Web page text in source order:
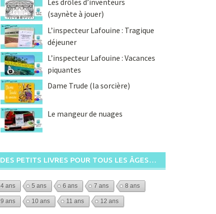
Les drôles d’inventeurs
(saynète à jouer)
L’inspecteur Lafouine : Tragique
déjeuner
L’inspecteur Lafouine : Vacances
piquantes
Dame Trude (la sorcière)
Le mangeur de nuages
DES PETITS LIVRES POUR TOUS LES ÂGES…
4 ans 5 ans 6 ans 7 ans 8 ans
9 ans 10 ans 11 ans 12 ans